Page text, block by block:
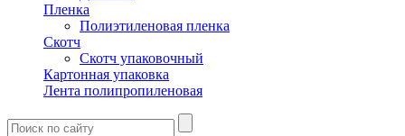
Пленка
Полиэтиленовая пленка
Скотч
Скотч упаковочный
Картонная упаковка
Лента полипропиленовая